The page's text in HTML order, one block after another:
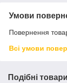
Умови
Повернення
Всі умови
Подібні